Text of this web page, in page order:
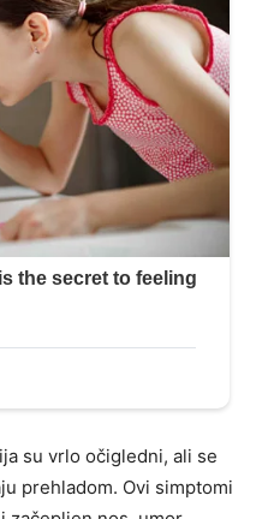
su vrlo očigledni, ali se
prehladom. Ovi simptomi